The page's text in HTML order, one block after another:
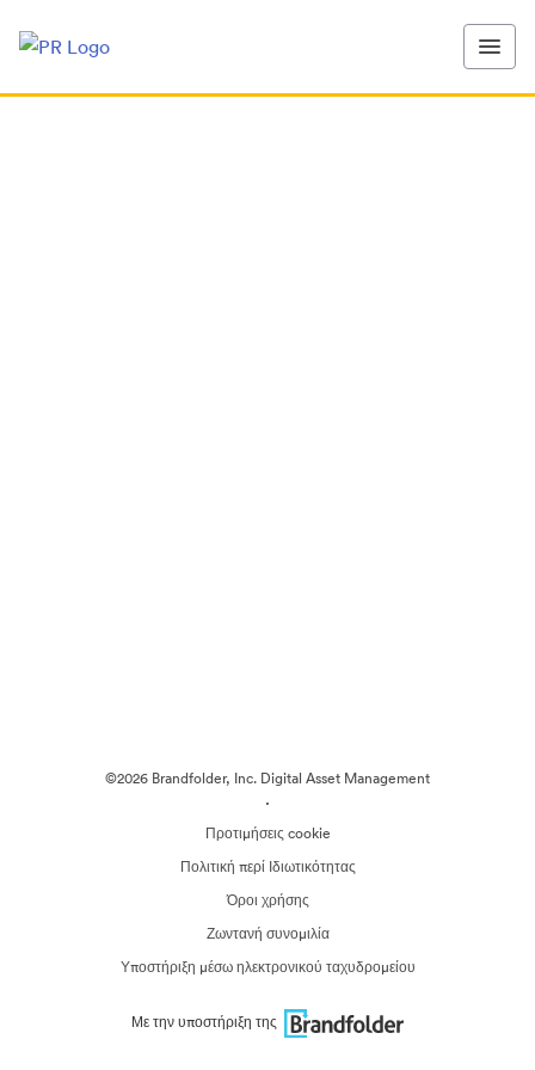
©2026 Brandfolder, Inc. Digital Asset Management
·
Προτιμήσεις cookie
Πολιτική περί Ιδιωτικότητας
Όροι χρήσης
Ζωντανή συνομιλία
Υποστήριξη μέσω ηλεκτρονικού ταχυδρομείου
Με την υποστήριξη της